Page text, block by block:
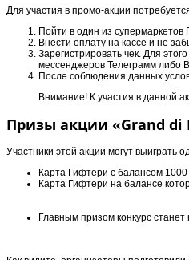
Для участия в промо-акции
Пойти в один из
Внести оплату на кассе и не
Зарегистрировать чек. Для
мессенджеров Телеграмм либо
После соблюдения данных
Внимание! К участия в данной
Призы акции «Grand di
Участники этой акции могут выиграть
Карта Гифтери с балансом 1000
Карта Гифтери на балансе
Главным призом конкурс